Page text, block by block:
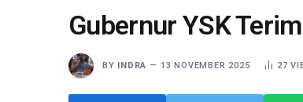
Gubernur YSK
BY INDRA 13 NOVEMBER 2025 27